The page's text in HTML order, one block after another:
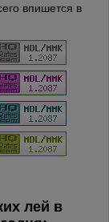
впишется в
лей в